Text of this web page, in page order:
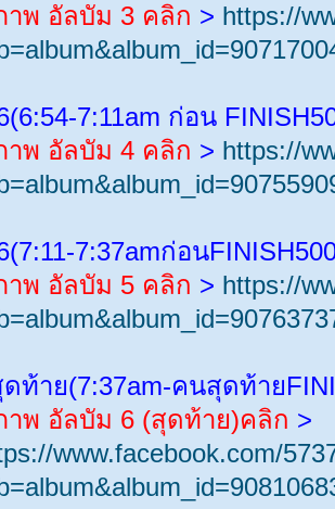
าพ อัลบัม 3 คลิก > https://
7:11am ก่อน
าพ อัลบัม 4 คลิก > https://
7:37amก่อน
าพ อัลบัม 5 คลิก > https://
ท้าย(7:37am-คนสุดท้าย
าพ อัลบัม 6 (สุดท้าย)คลิก >
www.facebook.com/